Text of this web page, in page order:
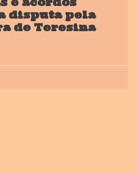
disputa pela
de Teresina